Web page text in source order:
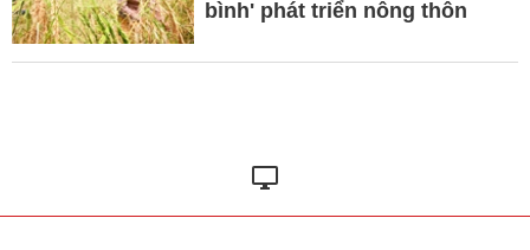
bình' phát triển nông thôn